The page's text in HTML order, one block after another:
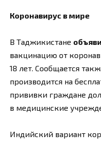
Коронавирус в мире
В Таджикистане
вакцинацию от
18 лет. Сообщается
производится на
прививки граждане
в медицинские
Индийский вариант